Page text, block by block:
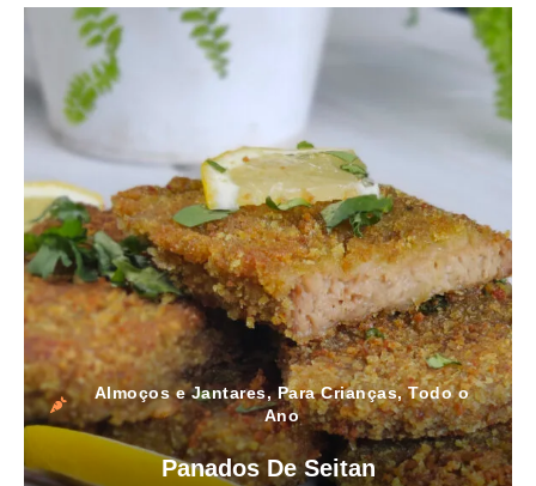
Almoços e Jantares,Para Crianças,Todo o
Ano
Panados De Seitan